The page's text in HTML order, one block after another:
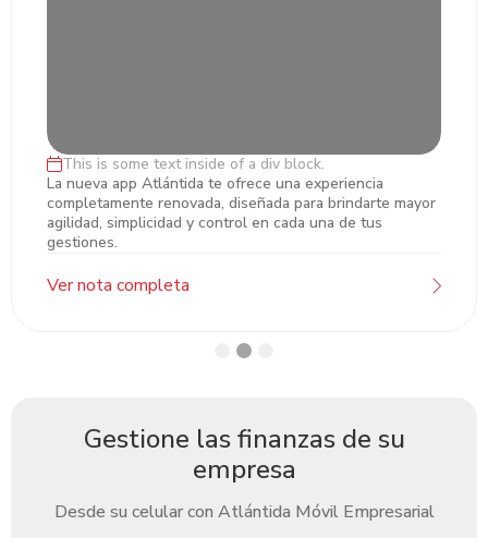
Lorem ipsum dolor sit amet, ectetur
adipiscing
This is some text inside of a div block.
La nueva app Atlántida te ofrece una experiencia
completamente renovada, diseñada para brindarte mayor
agilidad, simplicidad y control en cada una de tus
gestiones.
Ver nota completa
Gestione las finanzas de su
empresa
Desde su celular con Atlántida Móvil Empresarial